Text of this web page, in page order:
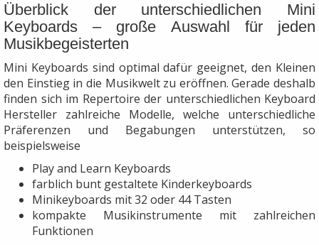
Überblick der unterschiedlichen Mini
Keyboards – große Auswahl für jeden
Musikbegeisterten
Mini Keyboards sind optimal dafür geeignet, den Kleinen
den Einstieg in die Musikwelt zu eröffnen. Gerade deshalb
finden sich im Repertoire der unterschiedlichen Keyboard
Hersteller zahlreiche Modelle, welche unterschiedliche
Präferenzen und Begabungen unterstützen, so
beispielsweise
Play and Learn Keyboards
farblich bunt gestaltete Kinderkeyboards
Minikeyboards mit 32 oder 44 Tasten
kompakte Musikinstrumente mit zahlreichen
Funktionen